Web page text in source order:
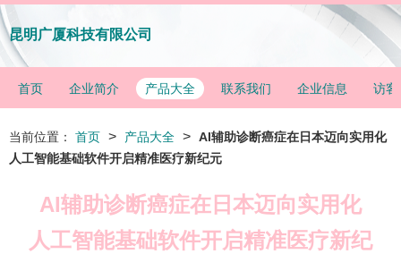
昆明广厦科技有限公司
首页 企业简介 产品大全 联系我们 企业信息 访客
当前位置： 首页 > 产品大全 > AI辅助诊断癌症在日本迈向实用化
人工智能基础软件开启精准医疗新纪元
AI辅助诊断癌症在日本迈向实用化
人工智能基础软件开启精准医疗新纪